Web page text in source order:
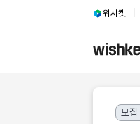
위시켓
모집